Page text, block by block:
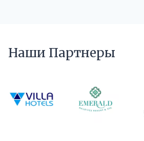
Наши Партнеры